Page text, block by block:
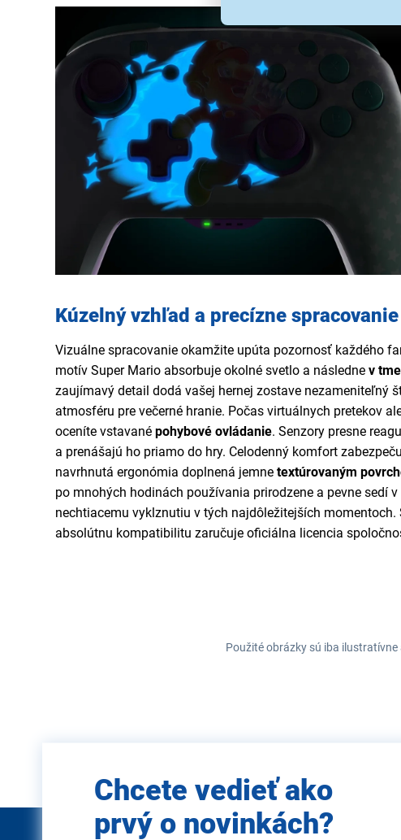
Kúzelný vzhľad a precízne spracovanie
Vizuálne spracovanie okamžite upúta pozornosť každého
motív Super Mario absorbuje okolné svetlo a následne v
zaujímavý detail dodá vašej hernej zostave nezameniteľný
atmosféru pre večerné hranie. Počas virtuálnych pretekov
oceníte vstavané pohybové ovládanie. Senzory presne
a prenášajú ho priamo do hry. Celodenný komfort
navrhnutá ergonómia doplnená jemne textúrovaným
po mnohých hodinách používania prirodzene a pevne sedí
nechtiacemu vyklznutiu v tých najdôležitejších momentoch.
absolútnu kompatibilitu zaručuje oficiálna licencia
Použité obrázky sú iba
e-mail
Chcete vedieť ako
prvý o novinkách?